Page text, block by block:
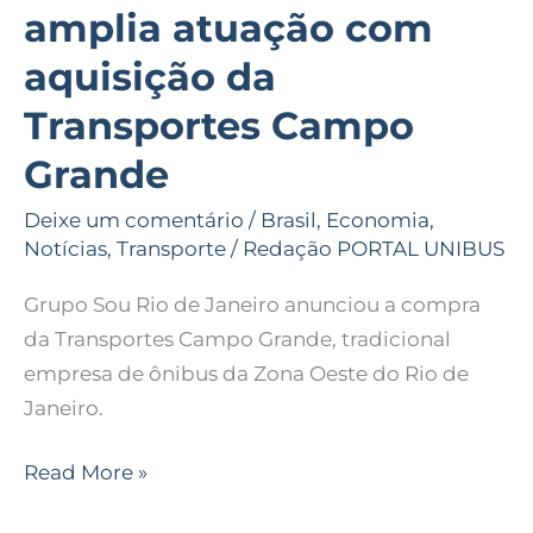
amplia atuação com
aquisição da
Transportes Campo
Grande
Deixe um comentário / Brasil, Economia,
Notícias, Transporte / Redação PORTAL UNIBUS
Grupo Sou Rio de Janeiro anunciou a compra
da Transportes Campo Grande, tradicional
empresa de ônibus da Zona Oeste do Rio de
Janeiro.
Read More »